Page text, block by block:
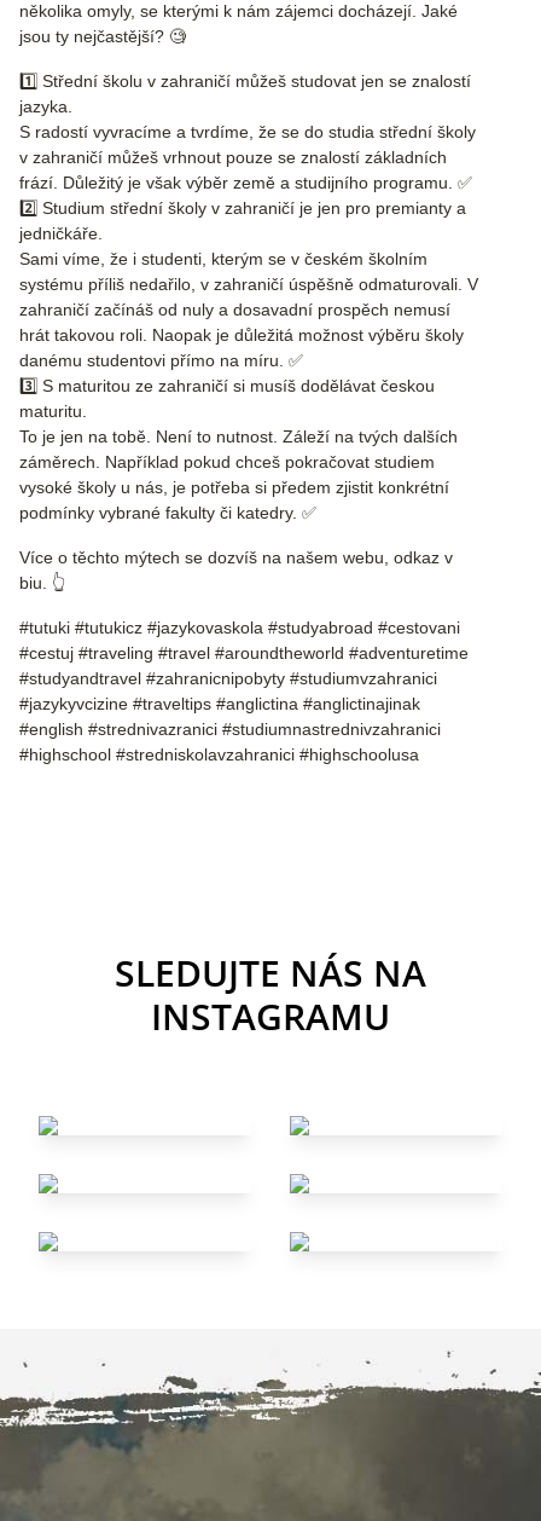
několika omyly, se kterými k nám zájemci docházejí. Jaké
jsou ty nejčastější? 🧐
1️⃣ Střední školu v zahraničí můžeš studovat jen se znalostí
jazyka.
S radostí vyvracíme a tvrdíme, že se do studia střední školy
v zahraničí můžeš vrhnout pouze se znalostí základních
frází. Důležitý je však výběr země a studijního programu. ✅
2️⃣ Studium střední školy v zahraničí je jen pro premianty a
jedničkáře.
Sami víme, že i studenti, kterým se v českém školním
systému příliš nedařilo, v zahraničí úspěšně odmaturovali. V
zahraničí začínáš od nuly a dosavadní prospěch nemusí
hrát takovou roli. Naopak je důležitá možnost výběru školy
danému studentovi přímo na míru. ✅
3️⃣ S maturitou ze zahraničí si musíš dodělávat českou
maturitu.
To je jen na tobě. Není to nutnost. Záleží na tvých dalších
záměrech. Například pokud chceš pokračovat studiem
vysoké školy u nás, je potřeba si předem zjistit konkrétní
podmínky vybrané fakulty či katedry. ✅
Více o těchto mýtech se dozvíš na našem webu, odkaz v
biu. 👆
#tutuki #tutukicz #jazykovaskola #studyabroad #cestovani
#cestuj #traveling #travel #aroundtheworld #adventuretime
#studyandtravel #zahranicnipobyty #studiumvzahranici
#jazykyvcizine #traveltips #anglictina #anglictinajinak
#english #strednivazranici #studiumnastrednivzahranici
#highschool #stredniskolavzahranici #highschoolusa
SLEDUJTE NÁS NA
INSTAGRAMU